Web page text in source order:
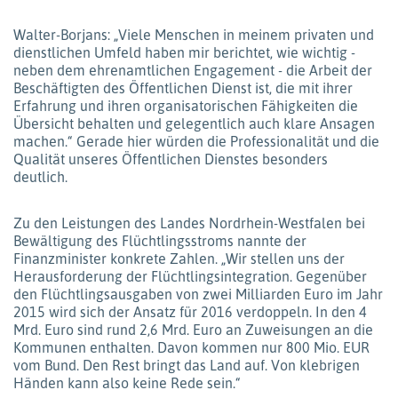
Walter-Borjans: „Viele Menschen in meinem privaten und
dienstlichen Umfeld haben mir berichtet, wie wichtig -
neben dem ehrenamtlichen Engagement - die Arbeit der
Beschäftigten des Öffentlichen Dienst ist, die mit ihrer
Erfahrung und ihren organisatorischen Fähigkeiten die
Übersicht behalten und gelegentlich auch klare Ansagen
machen.“ Gerade hier würden die Professionalität und die
Qualität unseres Öffentlichen Dienstes besonders
deutlich.
Zu den Leistungen des Landes Nordrhein-Westfalen bei
Bewältigung des Flüchtlingsstroms nannte der
Finanzminister konkrete Zahlen. „Wir stellen uns der
Herausforderung der Flüchtlingsintegration. Gegenüber
den Flüchtlingsausgaben von zwei Milliarden Euro im Jahr
2015 wird sich der Ansatz für 2016 verdoppeln. In den 4
Mrd. Euro sind rund 2,6 Mrd. Euro an Zuweisungen an die
Kommunen enthalten. Davon kommen nur 800 Mio. EUR
vom Bund. Den Rest bringt das Land auf. Von klebrigen
Händen kann also keine Rede sein.“